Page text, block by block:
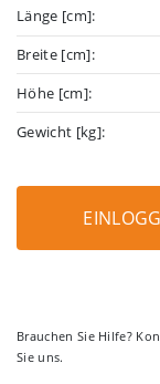
Länge [cm]:
Breite [cm]:
Höhe [cm]:
Gewicht [kg]:
Brauchen Sie Hilfe?
Sie uns.